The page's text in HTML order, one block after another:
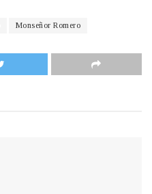
Monseñor Romero